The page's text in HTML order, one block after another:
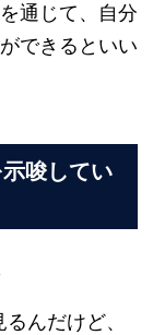
通じて、自分
できるといい
唆してい
んだけど、